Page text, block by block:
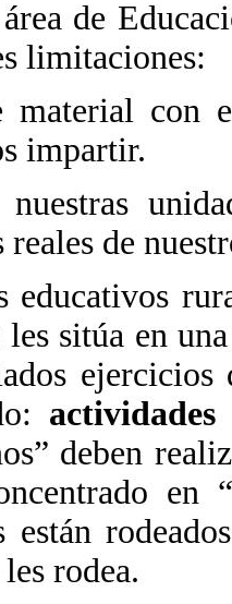
de
limitaciones:
con
impartir.
reales de
sitúa en
ejercicios
deben
en
están
rodea.